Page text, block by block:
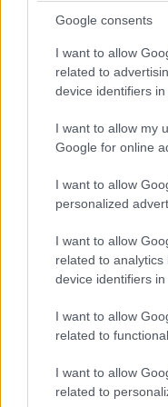
Google consents
I want to allow
related to
device identifiers in
I want to allow my
Google for online
I want to allow
personalized
I want to allow
related to
device identifiers in
I want to allow
related to
I want to allow
related to
Piața William
19:00 – 22:00
Kiss Kiss